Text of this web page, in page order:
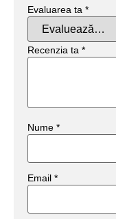
Evaluarea ta *
Recenzia ta *
Nume *
Email *